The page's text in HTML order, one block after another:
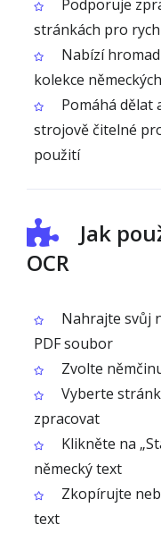
Podporuje
stránkách pro
Nabízí
kolekce
Pomáhá dělat
strojově čitelné
použití
Jak
OCR
Nahrajte svůj
PDF soubor
Zvolte
Vyberte
zpracovat
Klikněte na
německý text
Zkopírujte
text